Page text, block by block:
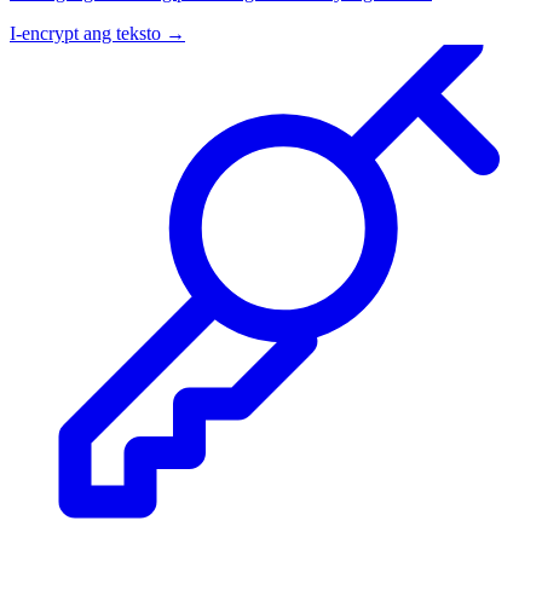
I-encrypt ang teksto →